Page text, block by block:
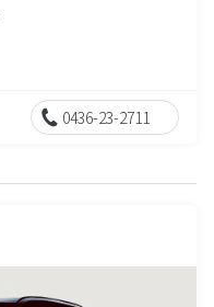
0436-23-2711